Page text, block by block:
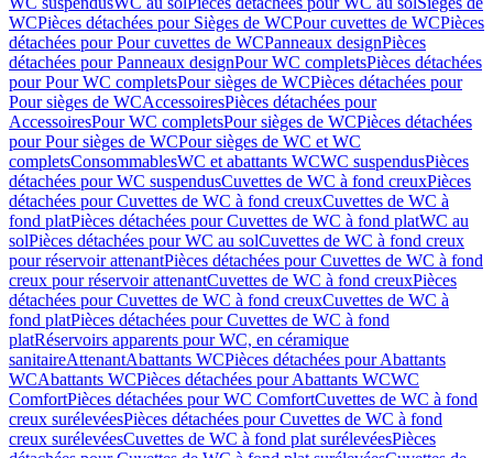
WCPièces détachées pour Sièges de WCPour cuvettes de WCPièces
détachées pour Pour cuvettes de WCPanneaux designPièces
détachées pour Panneaux designPour WC completsPièces détachées
pour Pour WC completsPour sièges de WCPièces détachées pour
Pour sièges de WCAccessoiresPièces détachées pour
AccessoiresPour WC completsPour sièges de WCPièces détachées
pour Pour sièges de WCPour sièges de WC et WC
completsConsommablesWC et abattants WCWC suspendusPièces
détachées pour WC suspendusCuvettes de WC à fond creuxPièces
détachées pour Cuvettes de WC à fond creuxCuvettes de WC à
fond platPièces détachées pour Cuvettes de WC à fond platWC au
solPièces détachées pour WC au solCuvettes de WC à fond creux
pour réservoir attenantPièces détachées pour Cuvettes de WC à fond
creux pour réservoir attenantCuvettes de WC à fond creuxPièces
détachées pour Cuvettes de WC à fond creuxCuvettes de WC à
fond platPièces détachées pour Cuvettes de WC à fond
platRéservoirs apparents pour WC, en céramique
sanitaireAttenantAbattants WCPièces détachées pour Abattants
WCAbattants WCPièces détachées pour Abattants WCWC
ComfortPièces détachées pour WC ComfortCuvettes de WC à fond
creux surélevéesPièces détachées pour Cuvettes de WC à fond
creux surélevéesCuvettes de WC à fond plat surélevéesPièces